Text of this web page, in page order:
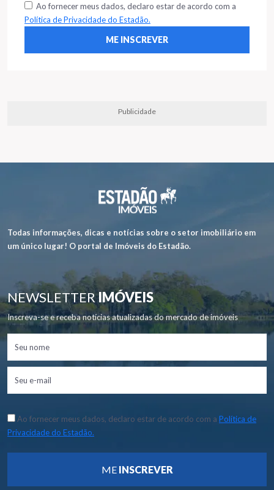
Ao fornecer meus dados, declaro estar de acordo com a
Política de Privacidade do Estadão.
Publicidade
Todas informações, dicas e notícias sobre o setor imobiliário em
um único lugar! O portal de Imóveis do Estadão.
NEWSLETTERIMÓVEIS
Inscreva-se e receba notícias atualizadas do mercado de imóveis
Ao fornecer meus dados, declaro estar de acordo com a Política de
Privacidade do Estadão.
ME INSCREVER